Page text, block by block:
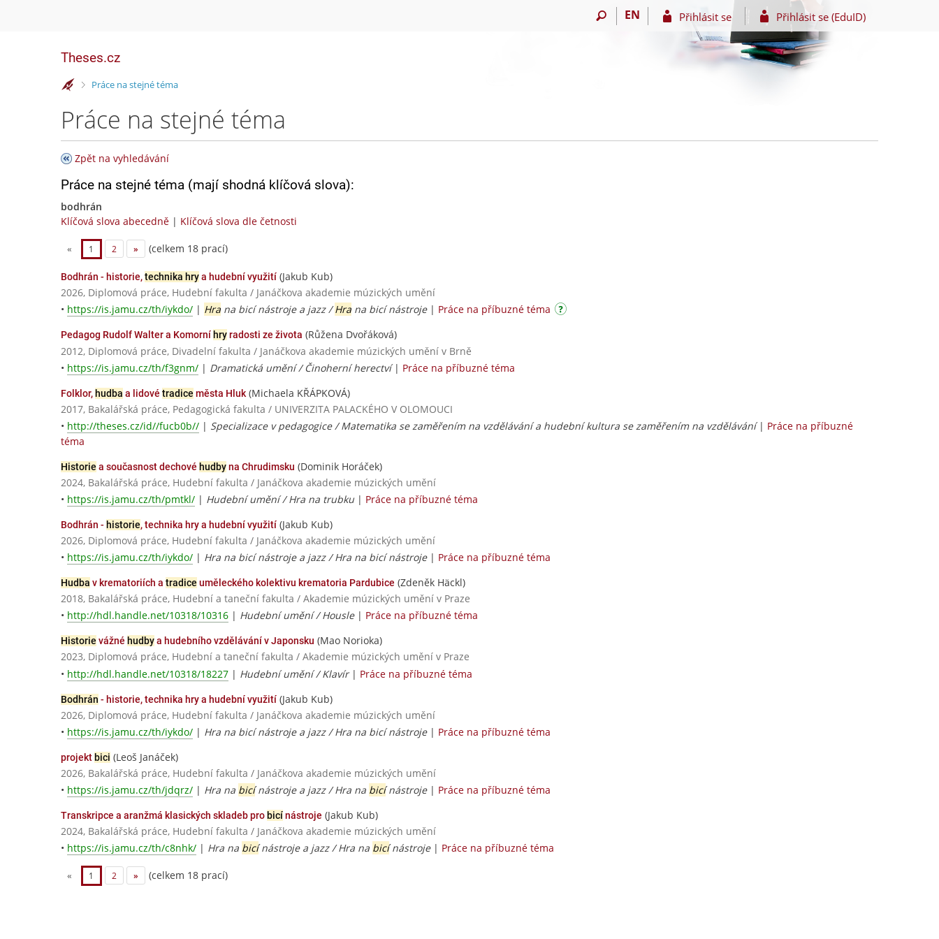
EN Přihlásit se Přihlásit se (EduID)
Theses.cz
>Práce na stejné téma
Práce na stejné téma
Zpět na vyhledávání
Práce na stejné téma (mají shodná klíčová slova):
bodhrán
Klíčová slova abecedně | Klíčová slova dle četnosti
« 1 2 » (celkem 18 prací)
Bodhrán - historie,technika hrya hudební využití (Jakub Kub)
2026, Diplomová práce, Hudební fakulta / Janáčkova akademie múzických umění
• https://is.jamu.cz/th/iykdo/ | Hra na bicí nástroje a jazz /Hra na bicí nástroje| Práce na příbuzné téma
Pedagog Rudolf Walter a Komorní hryradosti ze života (Růžena Dvořáková)
2012, Diplomová práce, Divadelní fakulta / Janáčkova akademie múzických umění v Brně
• https://is.jamu.cz/th/f3gnm/ | Dramatická umění / Činoherní herectví| Práce na příbuzné téma
Folklor, hudba a lidové tradice města Hluk (Michaela KŘÁPKOVÁ)
2017, Bakalářská práce, Pedagogická fakulta / UNIVERZITA PALACKÉHO V OLOMOUCI
• http://theses.cz/id//fucb0b// | Specializace v pedagogice / Matematika se zaměřením na vzdělávání a hudební kultura se zaměřením na vzdělávání| Práce na příbuzné
téma
Historie a současnost dechové hudbyna Chrudimsku (Dominik Horáček)
2024, Bakalářská práce, Hudební fakulta / Janáčkova akademie múzických umění
• https://is.jamu.cz/th/pmtkl/ | Hudební umění / Hra na trubku | Práce na příbuzné téma
Bodhrán - historie, technika hry a hudební využití (Jakub Kub)
2026, Diplomová práce, Hudební fakulta / Janáčkova akademie múzických umění
• https://is.jamu.cz/th/iykdo/ | Hra na bicí nástroje a jazz / Hra na bicí nástroje| Práce na příbuzné téma
Hudba v krematoriích a tradice uměleckého kolektivu krematoria Pardubice (Zdeněk Häckl)
2018, Bakalářská práce, Hudební a taneční fakulta / Akademie múzických umění v Praze
• http://hdl.handle.net/10318/10316 | Hudební umění / Housle| Práce na příbuzné téma
Historie vážné hudbya hudebního vzdělávání v Japonsku (Mao Norioka)
2023, Diplomová práce, Hudební a taneční fakulta / Akademie múzických umění v Praze
• http://hdl.handle.net/10318/18227 | Hudební umění / Klavír| Práce na příbuzné téma
Bodhrán - historie, technika hry a hudební využití (Jakub Kub)
2026, Diplomová práce, Hudební fakulta / Janáčkova akademie múzických umění
• https://is.jamu.cz/th/iykdo/ | Hra na bicí nástroje a jazz / Hra na bicí nástroje| Práce na příbuzné téma
projekt bici (Leoš Janáček)
2026, Bakalářská práce, Hudební fakulta / Janáčkova akademie múzických umění
• https://is.jamu.cz/th/jdqrz/ | Hra na bicínástroje a jazz / Hra na bicínástroje| Práce na příbuzné téma
Transkripce a aranžmá klasických skladeb pro bicínástroje (Jakub Kub)
2024, Bakalářská práce, Hudební fakulta / Janáčkova akademie múzických umění
• https://is.jamu.cz/th/c8nhk/ | Hra na bicínástroje a jazz / Hra na bicínástroje| Práce na příbuzné téma
« 1 2 » (celkem 18 prací)